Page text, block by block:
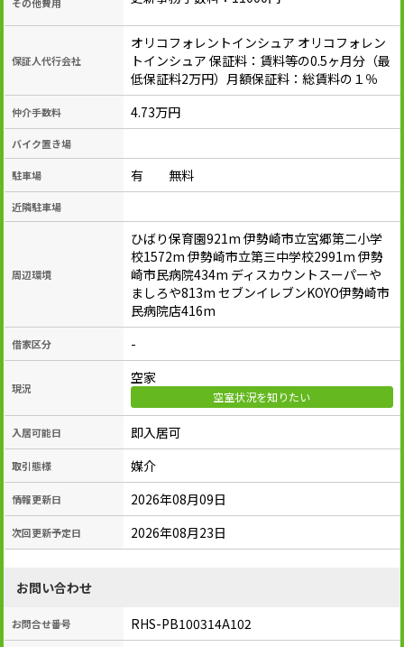
保証人代行会社
オリコフォレントインシュア オリコフォレン
トインシュア 保証料：賃料等の0.5ヶ月分（最
低保証料2万円）月額保証料：総賃料の１％
仲介手数料 4.73万円
バイク置き場
駐車場 有 無料
近隣駐車場
周辺環境
ひばり保育園921m 伊勢崎市立宮郷第二小学
校1572m 伊勢崎市立第三中学校2991m 伊勢
崎市民病院434m ディスカウントスーパーや
ましろや813m セブンイレブンKOYO伊勢崎市
民病院店416m
借家区分 -
現況
空家
空室状況を知りたい
入居可能日 即入居可
取引態様 媒介
情報更新日 2026年08月09日
次回更新予定日 2026年08月23日
お問い合わせ
お問合せ番号 RHS-PB100314A102